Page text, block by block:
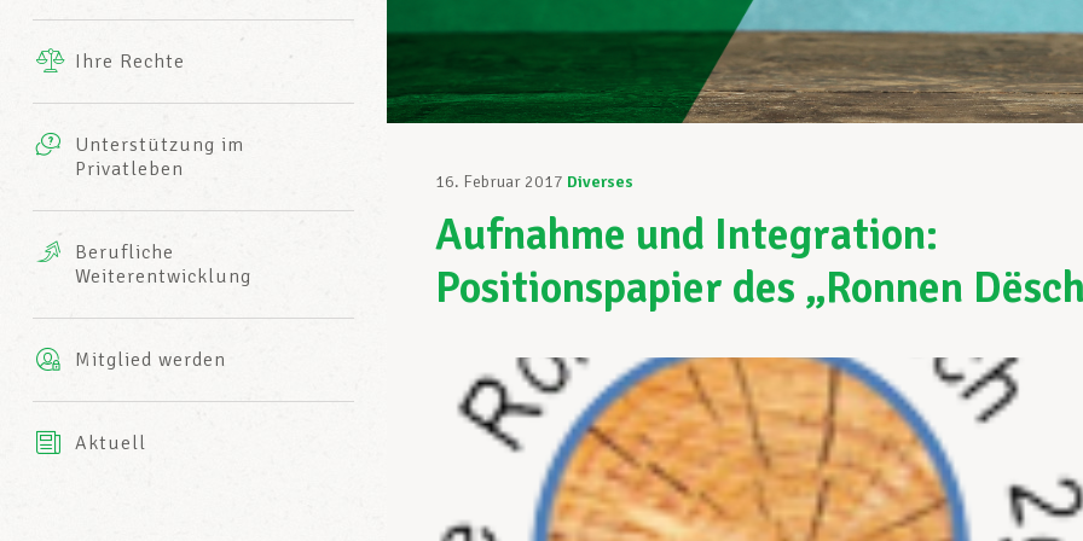
INFO-CENTER
des LCGBs
Ihre Rechte
Unterstützung im
Privatleben
Leistungen
Mutuelle
AXA
Berufliche
Weiterentwicklung
Mitglied werden
Aktuell
16. Februar 2017 Diverses
Aufnahme und Integration:
Positionspapier des „Ronnen